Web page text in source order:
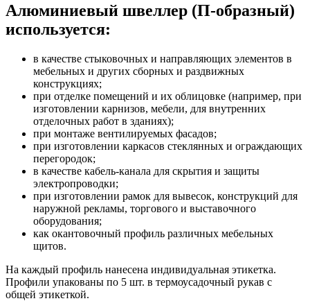
Алюминиевый швеллер (П-образный)
используется:
в качестве стыковочных и направляющих элементов в
мебельных и других сборных и раздвижных
конструкциях;
при отделке помещений и их облицовке (например, при
изготовлении карнизов, мебели, для внутренних
отделочных работ в зданиях);
при монтаже вентилируемых фасадов;
при изготовлении каркасов стеклянных и ограждающих
перегородок;
в качестве кабель-канала для скрытия и защиты
электропроводки;
при изготовлении рамок для вывесок, конструкций для
наружной рекламы, торгового и выставочного
оборудования;
как окантовочный профиль различных мебельных
щитов.
На каждый профиль нанесена индивидуальная этикетка.
Профили упакованы по 5 шт. в термоусадочный рукав с
общей этикеткой.